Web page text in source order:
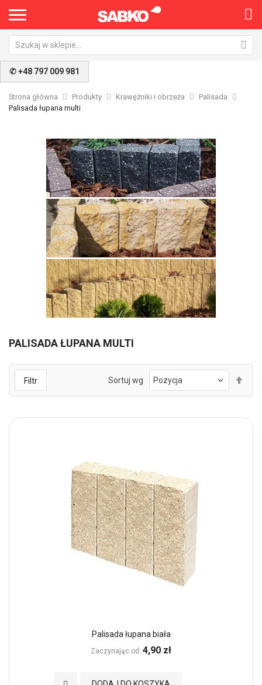
✆ +48 797 009 981
Strona główna Produkty Krawężniki i obrzeża
Palisada
Palisada łupana multi
PALISADA ŁUPANA MULTI
Filtr Sortuj wg
Palisada łupana biała
Zaczynając od 4,90 zł
Dodaj do Ulubionych